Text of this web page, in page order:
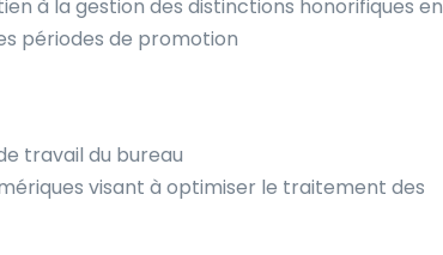
à la gestion des distinctions honorifiques en
périodes de promotion
travail du bureau
visant à optimiser le traitement des